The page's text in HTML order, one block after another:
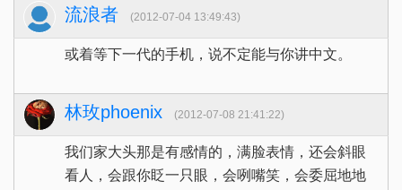
流浪者 (2012-07-04 13:49:43)
或着等下一代的手机，说不定能与你讲中文。
林玫phoenix (2012-07-08 21:41:22)
我们家大头那是有感情的，满脸表情，还会斜眼
看人，会跟你眨一只眼，会咧嘴笑，会委屈地地